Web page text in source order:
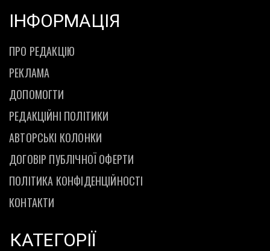
ІНФОРМАЦІЯ
ПРО РЕДАКЦІЮ
РЕКЛАМА
ДОПОМОГТИ
РЕДАКЦІЙНІ ПОЛІТИКИ
АВТОРСЬКІ КОЛОНКИ
ДОГОВІР ПУБЛІЧНОЇ ОФЕРТИ
ПОЛІТИКА КОНФІДЕНЦІЙНОСТІ
КОНТАКТИ
КАТЕГОРІЇ